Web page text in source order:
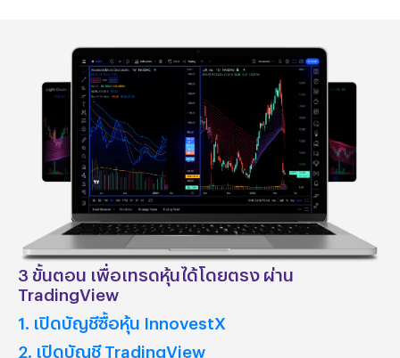
3 ขั้นตอน เพื่อเทรดหุ้นได้โดยตรง ผ่าน
TradingView
1. เปิดบัญชีซื้อหุ้น InnovestX
2. เปิดบัญชี TradingView